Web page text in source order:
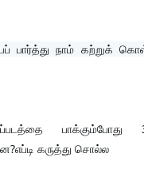
பார்த்து நாம் கற்றுக்
கருத்து சொல்ல